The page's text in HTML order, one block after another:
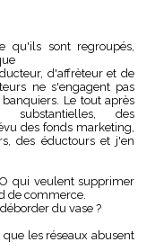
qu'ils sont regroupés,
d'affrèteur et de
ne s'engagent pas
Le tout après
substantielles, des
des fonds marketing,
des éductours et j'en
qui veulent supprimer
de commerce.
du vase ?
les réseaux abusent